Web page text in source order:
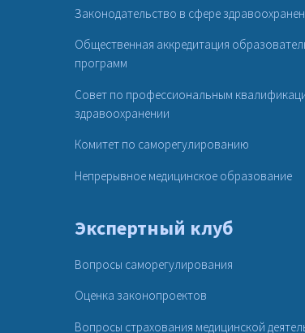
Законодательство в сфере
Общественная аккредитация
программ
Совет по профессиональным
здравоохранении
Комитет по саморегулированию
Непрерывное медицинское образование
Экспертный клуб
Вопросы саморегулирования
Оценка законопроектов
Вопросы страхования медицинской